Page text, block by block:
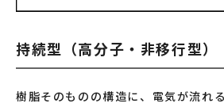
持続型（高分子・非移行型）
樹脂そのものの構造に、電気が流れ